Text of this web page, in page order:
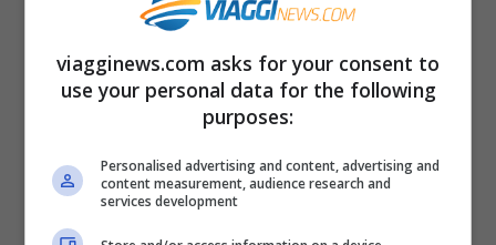
misteri su quella che poteva essere una
strage.
E gli allarmi per ilrischio di attentati si
moltiplicano. Dopo le parole di un
esponente dell’Interpol francese che aveva
parlato di pericoli concreti durante gli
viagginews.com asks for your consent to
use your personal data for the following
purposes:
Personalised advertising and content, advertising and
content measurement, audience research and
services development